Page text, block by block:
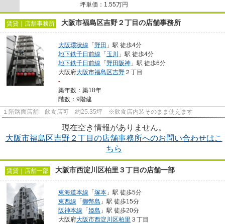
坪単価： 1.55万円
賃貸｜店舗事務所 大阪市福島区吉野２丁目の店舗事務所
大阪環状線 「 野田 」駅 徒歩4分
地下鉄千日前線 「 玉川
」駅 徒歩4分
地下鉄千日前線 「 野田阪神 」駅 徒歩6分
大阪府大阪市福島区吉野 ２丁目
-
築年数：築18年
階数：9階建
１階路面店舗 飲食店可 約25.35坪 ※飲食店内装そのまま使えます
現在空き情報がありません。
大阪市福島区吉野２丁目の店舗事務所へのお問い合わせはこ
ちら
賃貸｜店舗一部 大阪市西淀川区柏里３丁目の店舗一部
東海道本線 「 塚本 」駅 徒歩5分
東西線 「 御幣島 」駅 徒歩15分
阪神本線 「 姫島 」駅 徒歩20分
大阪府大阪市西淀川区柏里 ３丁目